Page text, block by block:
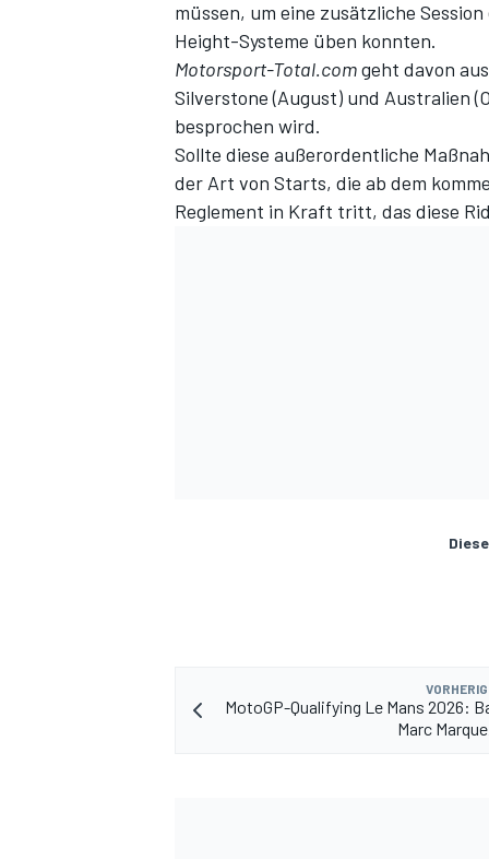
müssen, um eine zusätzliche
Height-Systeme üben konnten.
Motorsport-Total.comgeht davon
Silverstone (August) und Australien
besprochen wird.
Sollte diese außerordentliche
der Art von Starts, die ab dem
Reglement in Kraft tritt, das diese
MotoGP-Qualifying Le Mans 2026:
Marc